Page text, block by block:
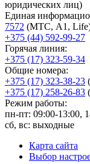
юридических лиц)
Единая
7572 (МТС, A1,
+375 (44) 592-99-27
Горячая линия:
+375 (17) 323-59-34
Общие номера:
+375 (17) 323-38-23
+375 (17) 258-26-83
Режим работы:
пн-пт: 09:00-13:00,
сб, вс: выходные
Карта сайта
Выбор